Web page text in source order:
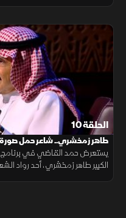
الحلقة 10
طاهر زمخشري.. شاعر حمل
يستعرض حمد القاضي في برنامج
الكبير طاهر زمخشري، أحد رواد